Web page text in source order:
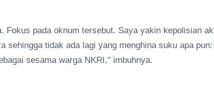
Fokus pada oknum tersebut. Saya yakin kepolisian
sehingga tidak ada lagi yang menghina suku apa pun:
sesama warga NKRI," imbuhnya.